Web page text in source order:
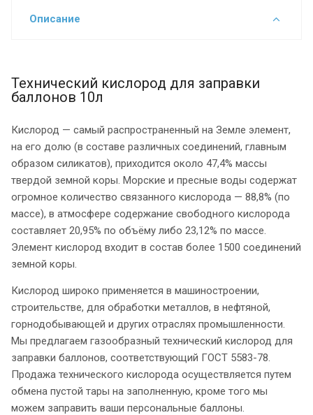
Описание
Технический кислород для заправки
баллонов 10л
Кислород — самый распространенный на Земле элемент,
на его долю (в составе различных соединений, главным
образом силикатов), приходится около 47,4% массы
твердой земной коры. Морские и пресные воды содержат
огромное количество связанного кислорода — 88,8% (по
массе), в атмосфере содержание свободного кислорода
составляет 20,95% по объёму либо 23,12% по массе.
Элемент кислород входит в состав более 1500 соединений
земной коры.
Кислород широко применяется в машиностроении,
строительстве, для обработки металлов, в нефтяной,
горнодобывающей и других отраслях промышленности.
Мы предлагаем газообразный технический кислород для
заправки баллонов, соответствующий ГОСТ 5583-78.
Продажа технического кислорода осуществляется путем
обмена пустой тары на заполненную, кроме того мы
можем заправить ваши персональные баллоны.